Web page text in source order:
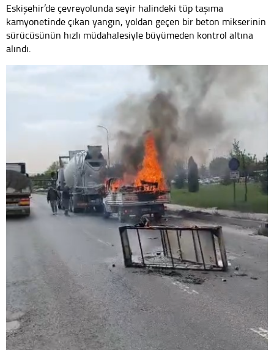
Eskişehir’de çevreyolunda seyir halindeki tüp taşıma
kamyonetinde çıkan yangın, yoldan geçen bir beton mikserinin
sürücüsünün hızlı müdahalesiyle büyümeden kontrol altına
alındı.